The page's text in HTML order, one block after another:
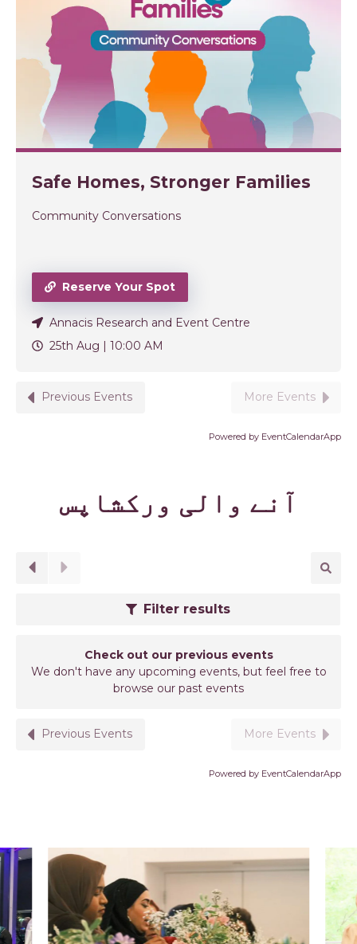
Safe Homes, Stronger Families
Community Conversations
Reserve Your Spot
Annacis Research and Event Centre
25th Aug | 10:00 AM
Previous Events More Events
Powered by EventCalendarApp
آنے والی ورکشاپس
Filter results
Check out our previous events
We don't have any upcoming events, but feel free to
browse our past events
Previous Events More Events
Powered by EventCalendarApp